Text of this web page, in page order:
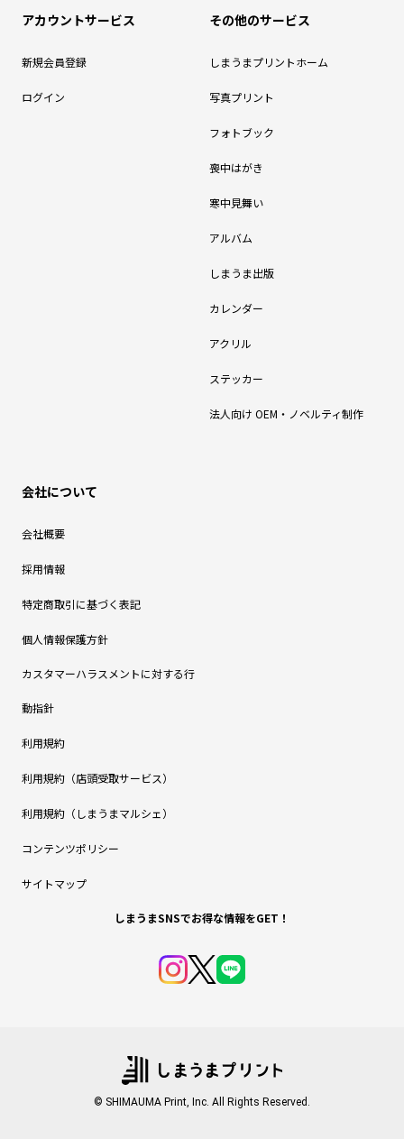
アカウントサービス
新規会員登録
ログイン
その他のサービス
しまうまプリントホーム
写真プリント
フォトブック
喪中はがき
寒中見舞い
アルバム
しまうま出版
カレンダー
アクリル
ステッカー
法人向け OEM・ノベルティ制作
会社について
会社概要
採用情報
特定商取引に基づく表記
個人情報保護方針
カスタマーハラスメントに対する行
動指針
利用規約
利用規約（店頭受取サービス）
利用規約（しまうまマルシェ）
コンテンツポリシー
サイトマップ
しまうまSNSでお得な情報をGET！
© SHIMAUMA Print, Inc. All Rights Reserved.